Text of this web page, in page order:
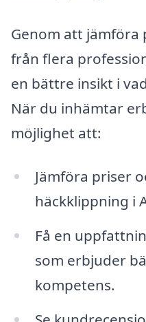
Genom att jämföra
från flera
en bättre insikt i
När du inhämtar
möjlighet att:
Jämföra priser
häckklippning i
Få en
som erbjuder
kompetens.